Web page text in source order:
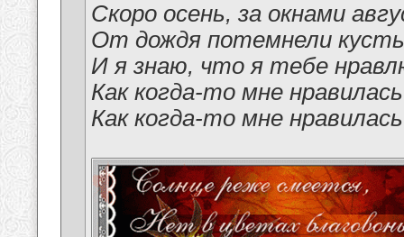
Скоро осень, за окнами
От дождя потемнели
И я знаю, что я тебе
Как когда-то мне
Как когда-то мне